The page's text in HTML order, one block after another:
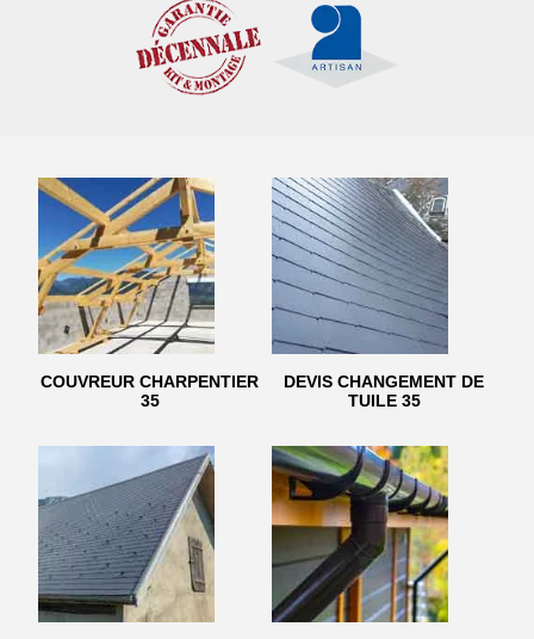
COUVREUR CHARPENTIER
35
DEVIS CHANGEMENT DE
TUILE 35